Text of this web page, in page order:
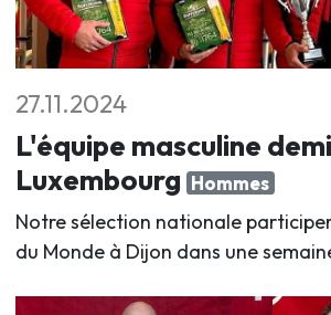
27.11.2024
L'équipe masculine
Luxembourg Hommes
Notre sélection nationale
du Monde à Dijon dans une